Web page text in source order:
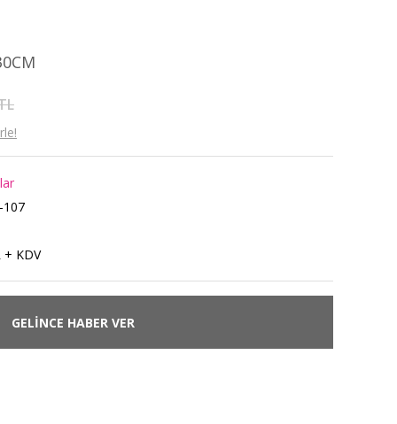
107
+ KDV
GELİNCE HABER VER